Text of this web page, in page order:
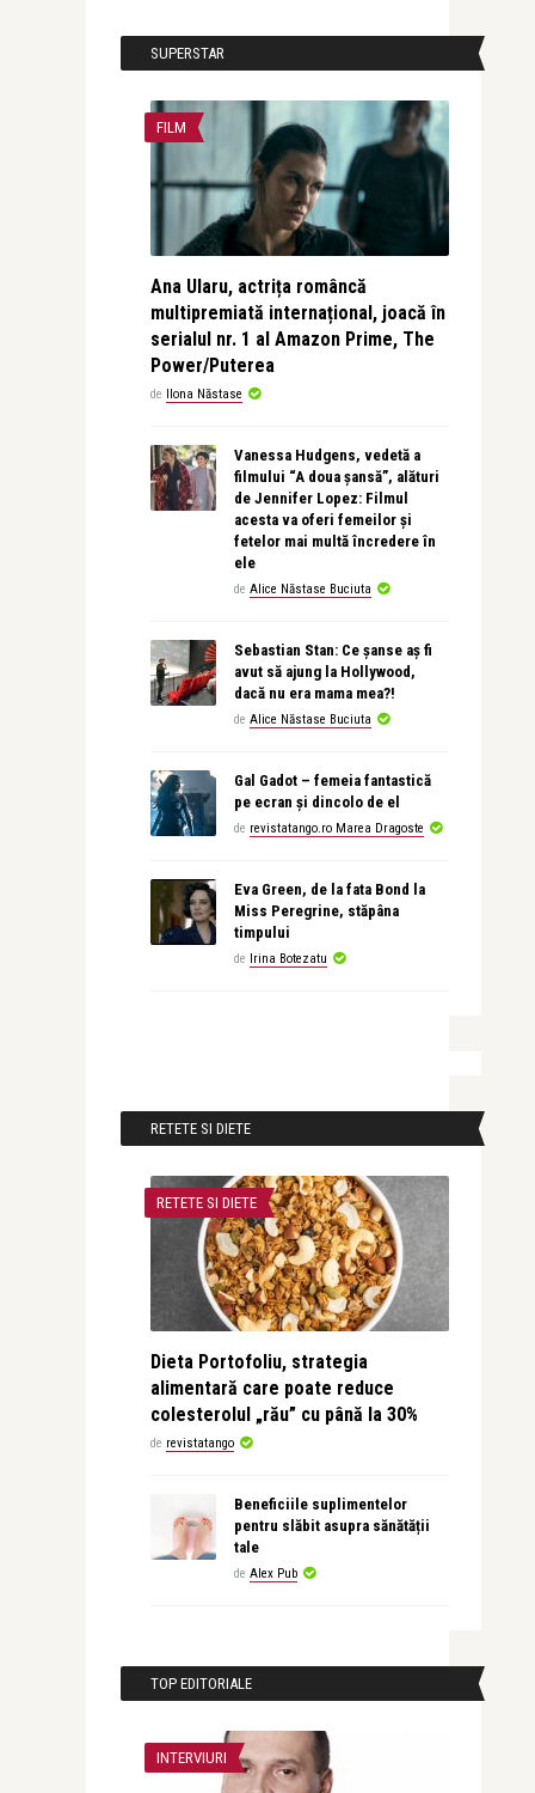
SUPERSTAR
FILM
Ana Ularu, actrița româncă
multipremiată internațional, joacă în
serialul nr. 1 al Amazon Prime, The
Power/Puterea
de Ilona Năstase
Vanessa Hudgens, vedetă a
filmului “A doua șansă”, alături
de Jennifer Lopez: Filmul
acesta va oferi femeilor și
fetelor mai multă încredere în
ele
de Alice Năstase Buciuta
Sebastian Stan: Ce șanse aș fi
avut să ajung la Hollywood,
dacă nu era mama mea?!
de Alice Năstase Buciuta
Gal Gadot – femeia fantastică
pe ecran și dincolo de el
de revistatango.ro Marea Dragoste
Eva Green, de la fata Bond la
Miss Peregrine, stăpâna
timpului
de Irina Botezatu
RETETE SI DIETE
RETETE SI DIETE
Dieta Portofoliu, strategia
alimentară care poate reduce
colesterolul „rău” cu până la 30%
de revistatango
Beneficiile suplimentelor
pentru slăbit asupra sănătății
tale
de Alex Pub
TOP EDITORIALE
INTERVIURI